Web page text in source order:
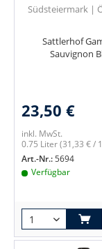
Südsteiermark |
Sattlerhof
Sauvignon
23,50 €
inkl. MwSt.
0.75 Liter(31,33 € /
Art.-Nr.:5694
Verfügbar